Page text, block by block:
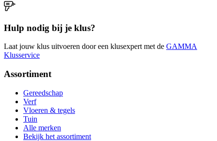
Hulp nodig bij je klus?
Laat jouw klus uitvoeren door een klusexpert met de GAMMA
Klusservice
Assortiment
Gereedschap
Verf
Vloeren & tegels
Tuin
Alle merken
Bekijk het assortiment